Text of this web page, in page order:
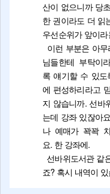
산이 없으니까 당
한 권이라도 더 읽
우선순위가 앞이
이런 부분은 아
님들한테 부탁이
록 얘기할 수 있
에 편성하리라고
지 않습니까. 선바
는데 강좌 있잖아
나 예매가 꽉꽉
요. 한 강좌에.
선바위도서관 같
죠? 혹시 내역이